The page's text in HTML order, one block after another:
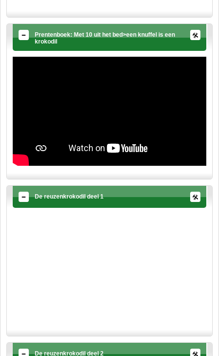
Prentenboek: Met 10 uit het bed>een knuffel is een
krokodil
De reuzenkrokodil deel 1
De reuzenkrokodil deel 2